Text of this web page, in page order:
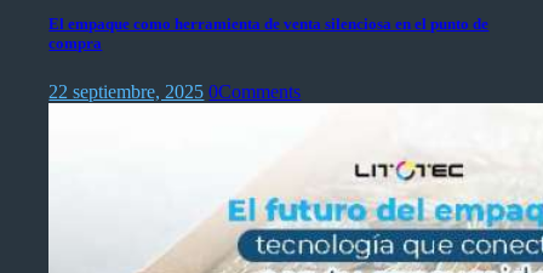
El empaque como herramienta de venta silenciosa en el punto de
compra
22 septiembre, 2025 0Comments